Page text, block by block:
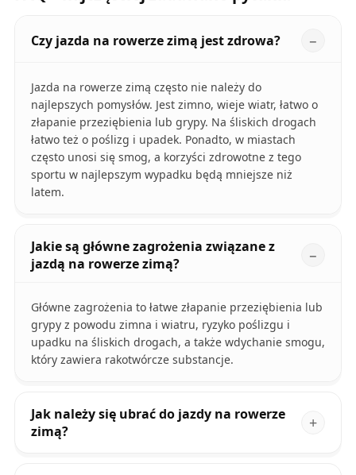
Czy jazda na rowerze zimą jest zdrowa?
Jazda na rowerze zimą często nie należy do
najlepszych pomysłów. Jest zimno, wieje wiatr, łatwo o
złapanie przeziębienia lub grypy. Na śliskich drogach
łatwo też o poślizg i upadek. Ponadto, w miastach
często unosi się smog, a korzyści zdrowotne z tego
sportu w najlepszym wypadku będą mniejsze niż
latem.
Jakie są główne zagrożenia związane z
jazdą na rowerze zimą?
Główne zagrożenia to łatwe złapanie przeziębienia lub
grypy z powodu zimna i wiatru, ryzyko poślizgu i
upadku na śliskich drogach, a także wdychanie smogu,
który zawiera rakotwórcze substancje.
Jak należy się ubrać do jazdy na rowerze
zimą?